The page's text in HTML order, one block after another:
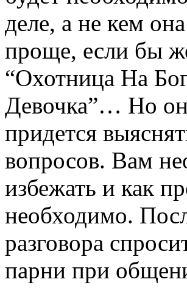
деле, а не кем
проще, если бы
“Охотница На
Девочка”… Но
придется
вопросов. Вам
избежать и как
необходимо.
разговора
парни при